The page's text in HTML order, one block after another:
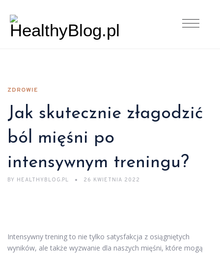
ZDROWIE
Jak skutecznie złagodzić
ból mięśni po
intensywnym treningu?
BY HEALTHYBLOG.PL 26 KWIETNIA 2022
Intensywny trening to nie tylko satysfakcja z osiągniętych
wyników, ale także wyzwanie dla naszych mięśni, które mogą